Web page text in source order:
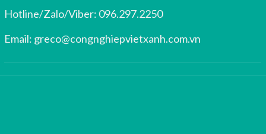
Hotline/Zalo/Viber: 096.297.2250
Email: greco@congnghiepvietxanh.com.vn